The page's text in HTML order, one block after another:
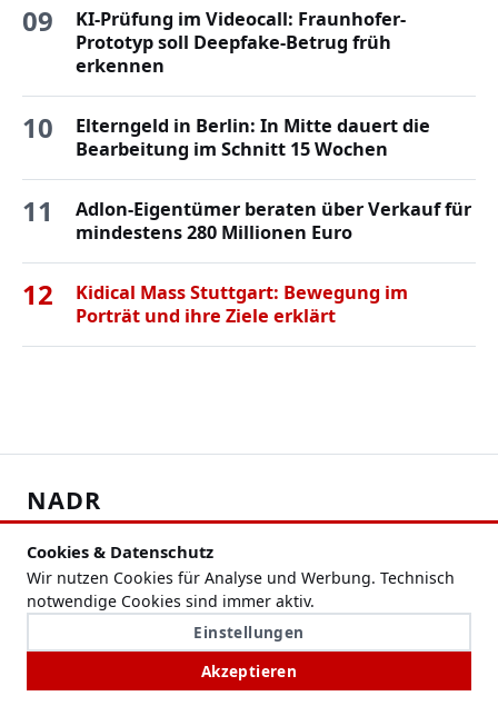
Cookies & Datenschutz
Wir nutzen Cookies für Analyse und Werbung. Technisch
notwendige Cookies sind immer aktiv.
Einstellungen
Akzeptieren
09
KI-Prüfung im Videocall: Fraunhofer-
Prototyp soll Deepfake-Betrug früh
erkennen
10
Elterngeld in Berlin: In Mitte dauert die
Bearbeitung im Schnitt 15 Wochen
11
Adlon-Eigentümer beraten über Verkauf für
mindestens 280 Millionen Euro
12
Kidical Mass Stuttgart: Bewegung im
Porträt und ihre Ziele erklärt
NADR
Nachrichten, Hintergründe und regionale Themen im
Überblick.
RUBRIKEN
Schlagzeilen
Politik